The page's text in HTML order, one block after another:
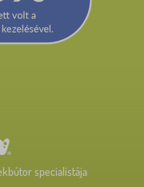
specialistája